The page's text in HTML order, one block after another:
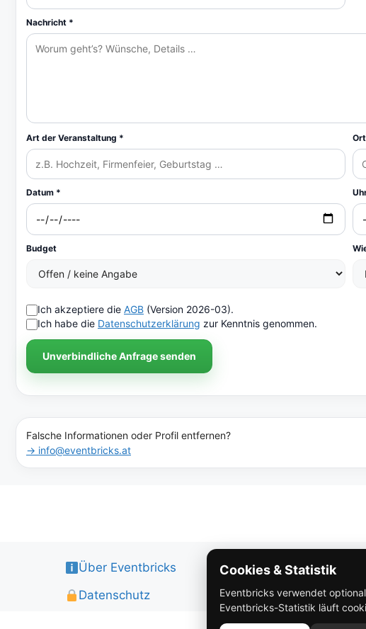
Nachricht *
Art der Veranstaltung *
Datum *
Budget
Ich akzeptiere die AGB (Version 2026-03).
Ich habe die Datenschutzerklärung zur Kenntnis genommen.
Unverbindliche Anfrage senden
Falsche Informationen oder Profil entfernen?
→ info@eventbricks.at
Über Eventbricks
Datenschutz
Cookies & Statistik
Eventbricks verwendet
Eventbricks-Statistik läuft